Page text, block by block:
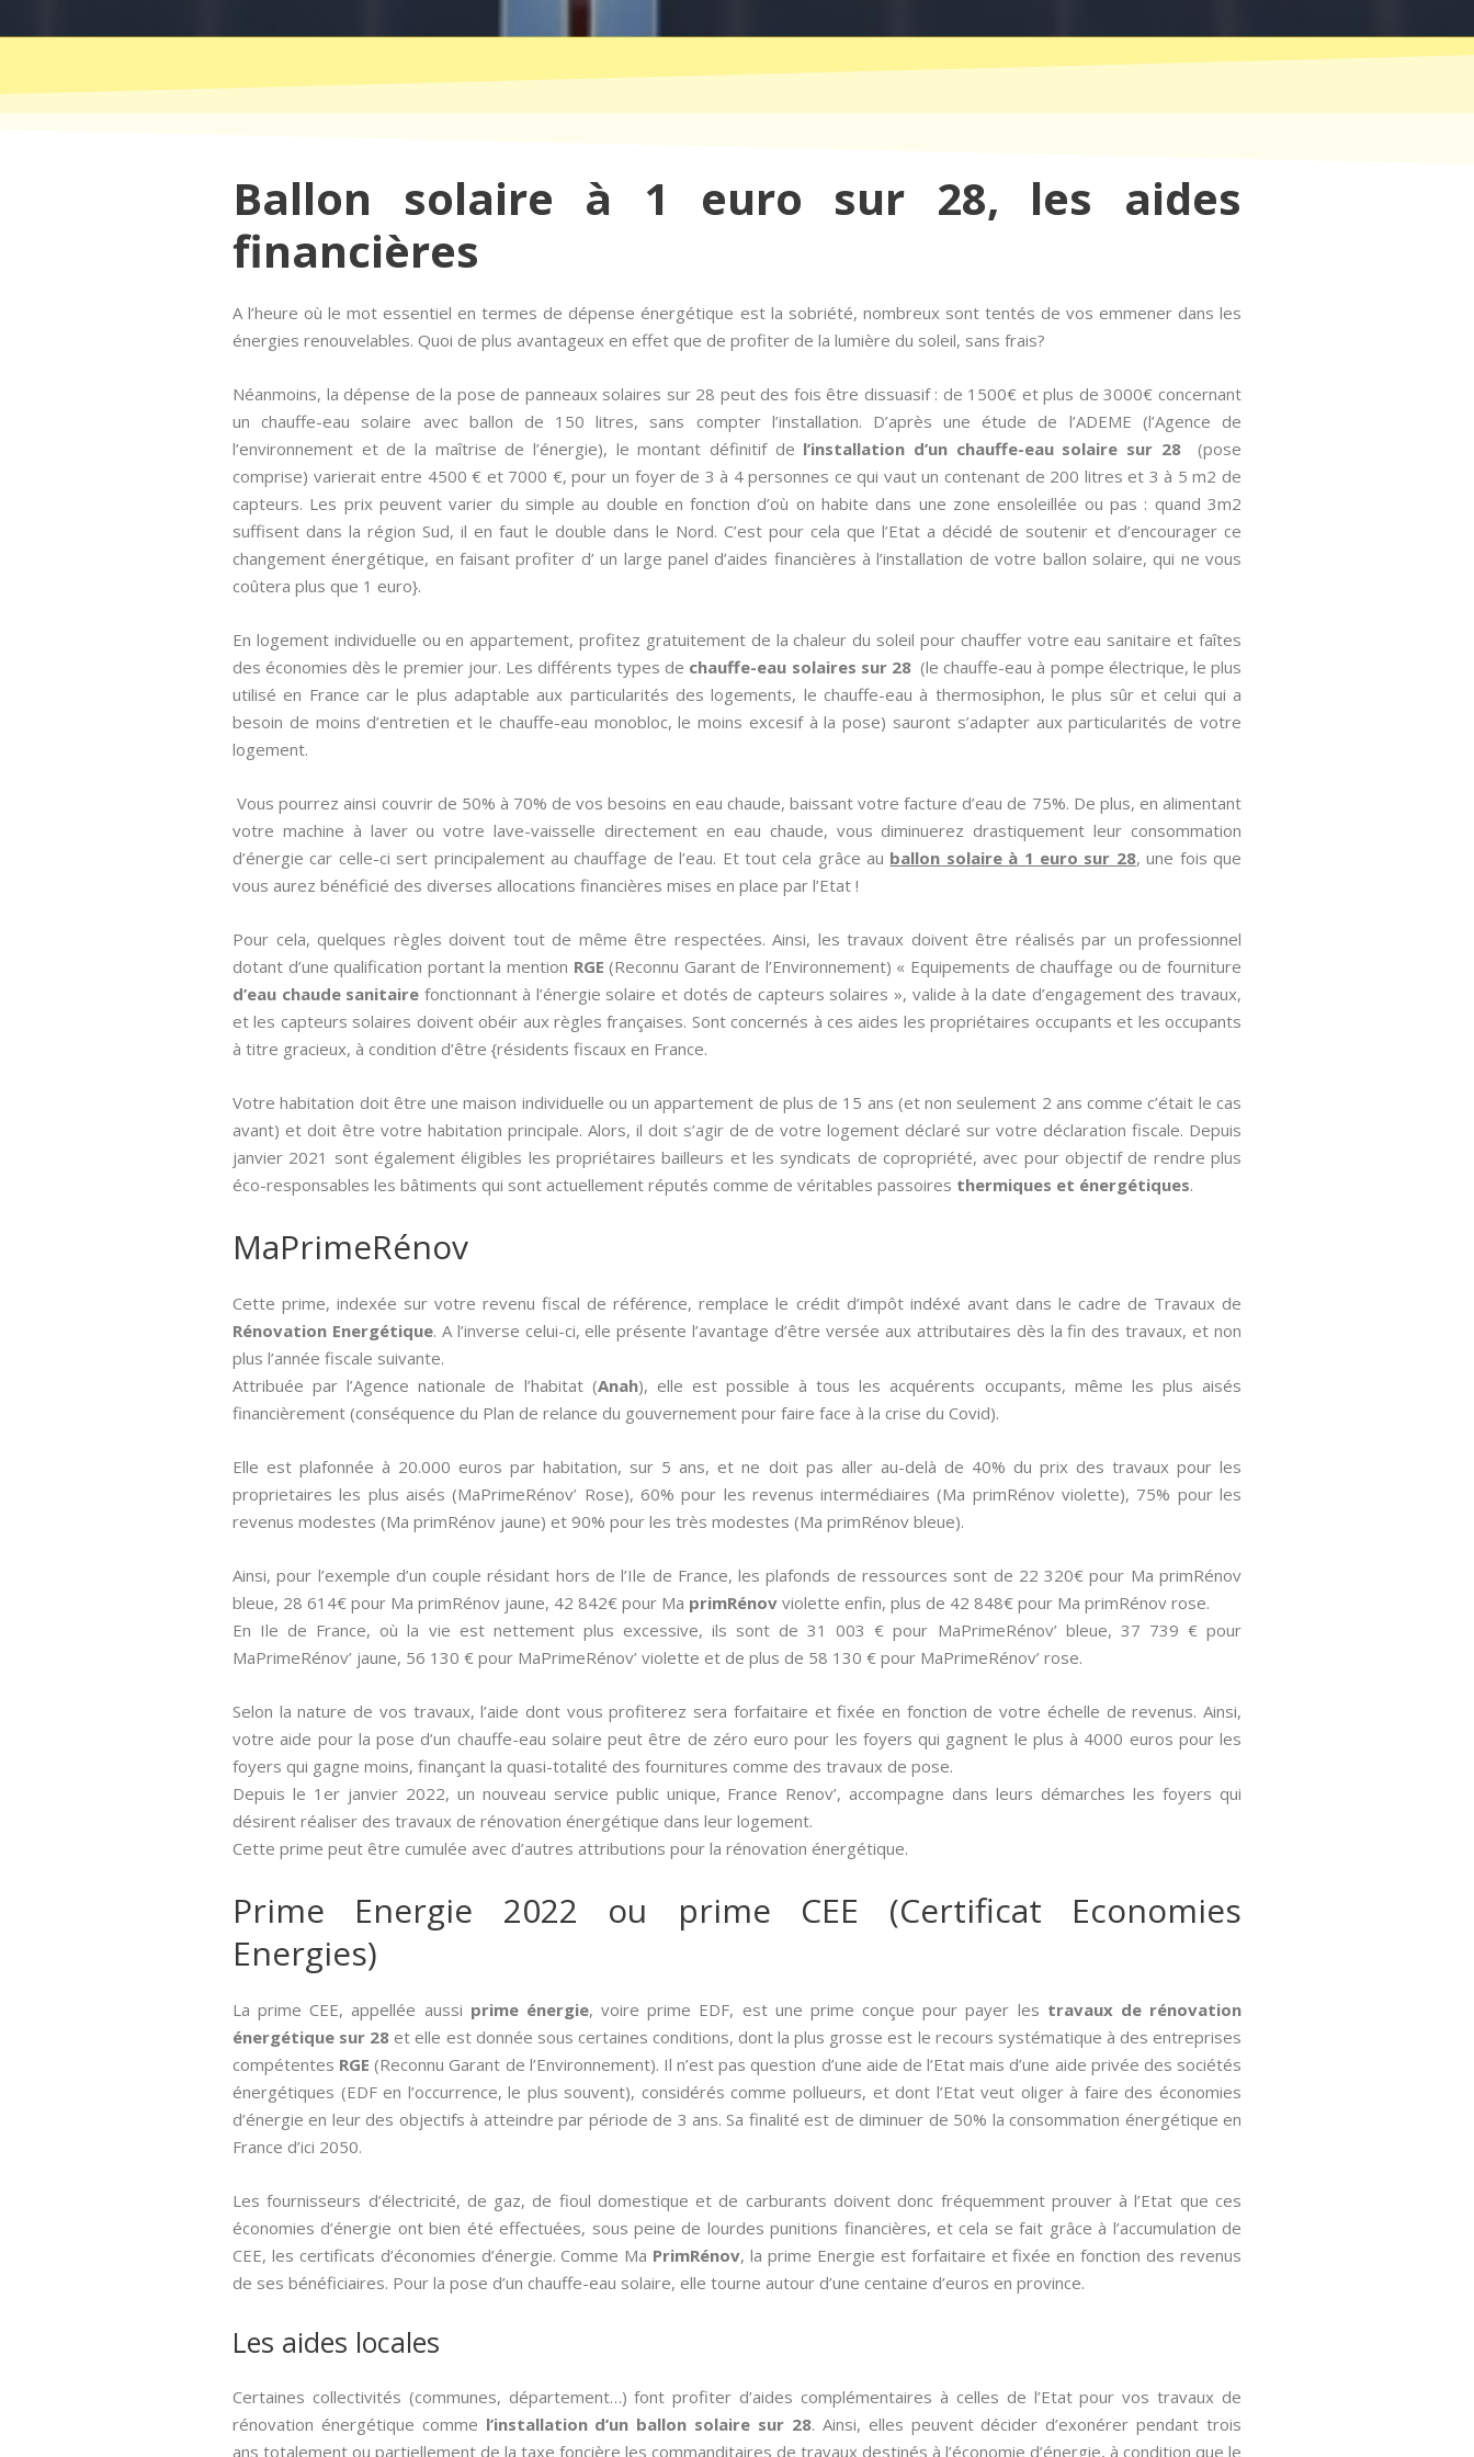
Ballon solaire à 1 euro sur 28, les aides
financières
A l’heure où le mot essentiel en termes de dépense énergétique est la sobriété, nombreux sont tentés de vos emmener dans les
énergies renouvelables. Quoi de plus avantageux en effet que de profiter de la lumière du soleil, sans frais?
Néanmoins, la dépense de la pose de panneaux solaires sur 28 peut des fois être dissuasif : de 1500€ et plus de 3000€ concernant
un chauffe-eau solaire avec ballon de 150 litres, sans compter l’installation. D’après une étude de l’ADEME (l’Agence de
l’environnement et de la maîtrise de l’énergie), le montant définitif de l’installation d’un chauffe-eau solaire sur 28(pose
comprise) varierait entre 4500 € et 7000 €, pour un foyer de 3 à 4 personnes ce qui vaut un contenant de 200 litres et 3 à 5 m2 de
capteurs. Les prix peuvent varier du simple au double en fonction d’où on habite dans une zone ensoleillée ou pas : quand 3m2
suffisent dans la région Sud, il en faut le double dans le Nord. C’est pour cela que l’Etat a décidé de soutenir et d’encourager ce
changement énergétique, en faisant profiter d’ un large panel d’aides financières à l’installation de votre ballon solaire, qui ne vous
coûtera plus que 1 euro}.
En logement individuelle ou en appartement, profitez gratuitement de la chaleur du soleil pour chauffer votre eau sanitaire et faîtes
des économies dès le premier jour. Les différents types de chauffe-eau solaires sur 28(le chauffe-eau à pompe électrique, le plus
utilisé en France car le plus adaptable aux particularités des logements, le chauffe-eau à thermosiphon, le plus sûr et celui qui a
besoin de moins d’entretien et le chauffe-eau monobloc, le moins excesif à la pose) sauront s’adapter aux particularités de votre
logement.
Vous pourrez ainsi couvrir de 50% à 70% de vos besoins en eau chaude, baissant votre facture d’eau de 75%. De plus, en alimentant
votre machine à laver ou votre lave-vaisselle directement en eau chaude, vous diminuerez drastiquement leur consommation
d’énergie car celle-ci sert principalement au chauffage de l’eau. Et tout cela grâce au ballon solaire à 1 euro sur 28, une fois que
vous aurez bénéficié des diverses allocations financières mises en place par l’Etat !
Pour cela, quelques règles doivent tout de même être respectées. Ainsi, les travaux doivent être réalisés par un professionnel
dotant d’une qualification portant la mention RGE(Reconnu Garant de l’Environnement) « Equipements de chauffage ou de fourniture
d’eau chaude sanitaire fonctionnant à l’énergie solaire et dotés de capteurs solaires », valide à la date d’engagement des travaux,
et les capteurs solaires doivent obéir aux règles françaises. Sont concernés à ces aides les propriétaires occupants et les occupants
à titre gracieux, à condition d’être {résidents fiscaux en France.
Votre habitation doit être une maison individuelle ou un appartement de plus de 15 ans (et non seulement 2 ans comme c’était le cas
avant) et doit être votre habitation principale. Alors, il doit s’agir de de votre logement déclaré sur votre déclaration fiscale. Depuis
janvier 2021 sont également éligibles les propriétaires bailleurs et les syndicats de copropriété, avec pour objectif de rendre plus
éco-responsables les bâtiments qui sont actuellement réputés comme de véritables passoires thermiques et énergétiques.
MaPrimeRénov
Cette prime, indexée sur votre revenu fiscal de référence, remplace le crédit d’impôt indéxé avant dans le cadre de Travaux de
Rénovation Energétique. A l’inverse celui-ci, elle présente l’avantage d’être versée aux attributaires dès la fin des travaux, et non
plus l’année fiscale suivante.
Attribuée par l’Agence nationale de l’habitat (Anah), elle est possible à tous les acquérents occupants, même les plus aisés
financièrement (conséquence du Plan de relance du gouvernement pour faire face à la crise du Covid).
Elle est plafonnée à 20.000 euros par habitation, sur 5 ans, et ne doit pas aller au-delà de 40% du prix des travaux pour les
proprietaires les plus aisés (MaPrimeRénov’ Rose), 60% pour les revenus intermédiaires (Ma primRénov violette), 75% pour les
revenus modestes (Ma primRénov jaune) et 90% pour les très modestes (Ma primRénov bleue).
Ainsi, pour l’exemple d’un couple résidant hors de l’Ile de France, les plafonds de ressources sont de 22 320€ pour Ma primRénov
bleue, 28 614€ pour Ma primRénov jaune, 42 842€ pour Ma primRénov violette enfin, plus de 42 848€ pour Ma primRénov rose.
En Ile de France, où la vie est nettement plus excessive, ils sont de 31 003 € pour MaPrimeRénov’ bleue, 37 739 € pour
MaPrimeRénov’ jaune, 56 130 € pour MaPrimeRénov’ violette et de plus de 58 130 € pour MaPrimeRénov’ rose.
Selon la nature de vos travaux, l’aide dont vous profiterez sera forfaitaire et fixée en fonction de votre échelle de revenus. Ainsi,
votre aide pour la pose d’un chauffe-eau solaire peut être de zéro euro pour les foyers qui gagnent le plus à 4000 euros pour les
foyers qui gagne moins, finançant la quasi-totalité des fournitures comme des travaux de pose.
Depuis le 1er janvier 2022, un nouveau service public unique, France Renov’, accompagne dans leurs démarches les foyers qui
désirent réaliser des travaux de rénovation énergétique dans leur logement.
Cette prime peut être cumulée avec d’autres attributions pour la rénovation énergétique.
Prime Energie 2022 ou prime CEE (Certificat Economies
Energies)
La prime CEE, appellée aussi­ prime énergie, voire prime EDF, est une prime conçue pour payer les travaux de rénovation
énergétique sur 28 et elle est donnée sous certaines conditions, dont la plus grosse est le recours systématique à des entreprises
compétentes RGE (Reconnu Garant de l’Environnement). Il n’est pas question d’une aide de l’Etat mais d’une aide privée des sociétés
énergétiques (EDF en l’occurrence, le plus souvent), considérés comme pollueurs, et dont l’Etat veut oliger à faire des économies
d’énergie en leur des objectifs à atteindre par période de 3 ans. Sa finalité est de diminuer de 50% la consommation énergétique en
France d’ici 2050.
Les fournisseurs d’électricité, de gaz, de fioul domestique et de carburants doivent donc fréquemment prouver à l’Etat que ces
économies d’énergie ont bien été effectuées, sous peine de lourdes punitions financières, et cela se fait grâce à l’accumulation de
CEE, les certificats d’économies d’énergie. Comme Ma PrimRénov, la prime Energie est forfaitaire et fixée en fonction des revenus
de ses bénéficiaires. Pour la pose d’un chauffe-eau solaire, elle tourne autour d’une centaine d’euros en province.
Les aides locales
Certaines collectivités (communes, département…) font profiter d’aides complémentaires à celles de l’Etat pour vos travaux de
rénovation énergétique comme l’installation d’un ballon solaire sur 28. Ainsi, elles peuvent décider d’exonérer pendant trois
ans totalement ou partiellement de la taxe foncière les commanditaires de travaux destinés à l’économie d’énergie, à condition que le